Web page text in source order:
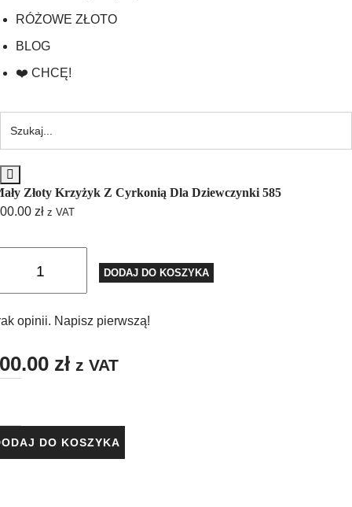
RÓŻOWE ZŁOTO
BLOG
❤️ CHCĘ!
Złoty Krzyżyk Z Cyrkonią Dla Dziewczynki 585
zł z VAT
DODAJ DO KOSZYKA
opinii. Napisz pierwszą!
zł z VAT
DO KOSZYKA